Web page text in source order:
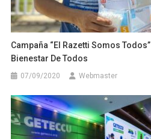
Campaña “El Razetti Somos
Bienestar De Todos
07/09/2020 Webmaster